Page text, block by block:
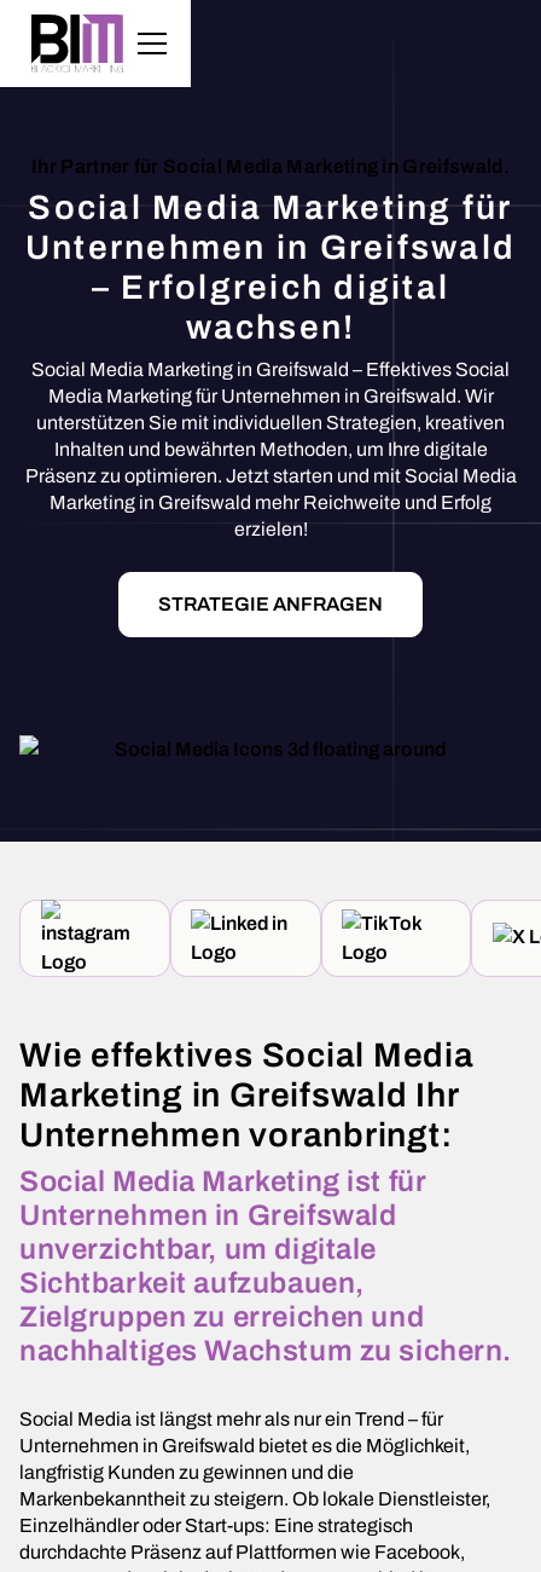
Ihr Partner für Social Media Marketing in Greifswald.
Social Media Marketing für
Unternehmen in Greifswald
– Erfolgreich digital
wachsen!
Social Media Marketing in Greifswald – Effektives Social
Media Marketing für Unternehmen in Greifswald. Wir
unterstützen Sie mit individuellen Strategien, kreativen
Inhalten und bewährten Methoden, um Ihre digitale
Präsenz zu optimieren. Jetzt starten und mit Social Media
Marketing in Greifswald mehr Reichweite und Erfolg
erzielen!
STRATEGIE ANFRAGEN
Wie effektives Social Media
Marketing in Greifswald Ihr
Unternehmen voranbringt:
Social Media Marketing ist für
Unternehmen in Greifswald
unverzichtbar, um digitale
Sichtbarkeit aufzubauen,
Zielgruppen zu erreichen und
nachhaltiges Wachstum zu sichern.
Social Media ist längst mehr als nur ein Trend – für
Unternehmen in Greifswald bietet es die Möglichkeit,
langfristig Kunden zu gewinnen und die
Markenbekanntheit zu steigern. Ob lokale Dienstleister,
Einzelhändler oder Start-ups: Eine strategisch
durchdachte Präsenz auf Plattformen wie Facebook,